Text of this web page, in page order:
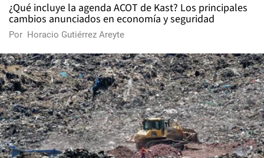
¿Qué incluye la agenda ACOT de Kast? Los principales
cambios anunciados en economía y seguridad
Por Horacio Gutiérrez Areyte